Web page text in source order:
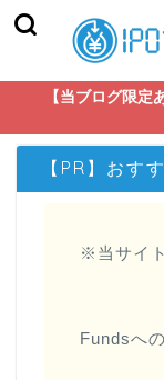
【当ブログ限
【PR】おす
※当サイ
Fundsへ